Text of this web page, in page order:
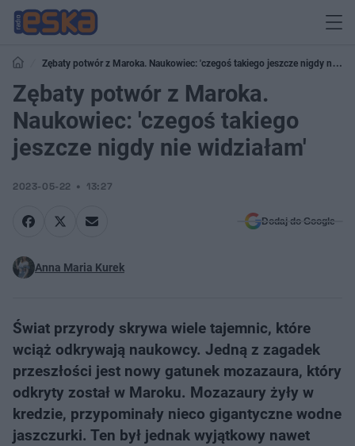
Zębaty potwór z Maroka. Naukowiec: 'czegoś takiego jeszcze nigdy nie
widziałam'
Zębaty potwór z Maroka.
Naukowiec: 'czegoś takiego
jeszcze nigdy nie widziałam'
2023-05-22 13:27
Dodaj do Google
Anna Maria Kurek
Świat przyrody skrywa wiele tajemnic, które
wciąż odkrywają naukowcy. Jedną z zagadek
przeszłości jest nowy gatunek mozazaura, który
odkryty został w Maroku. Mozazaury żyły w
kredzie, przypominały nieco gigantyczne wodne
jaszczurki. Ten był jednak wyjątkowy nawet